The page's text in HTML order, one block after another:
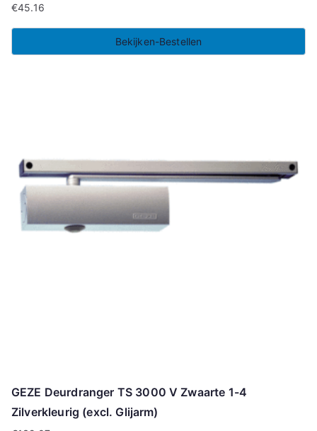
€45.16
Bekijken-Bestellen
GEZE Deurdranger TS 3000 V Zwaarte 1-4
Zilverkleurig (excl. Glijarm)